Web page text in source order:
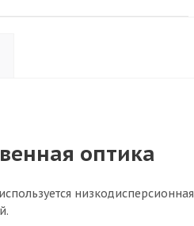
оптика
низкодисперсионная